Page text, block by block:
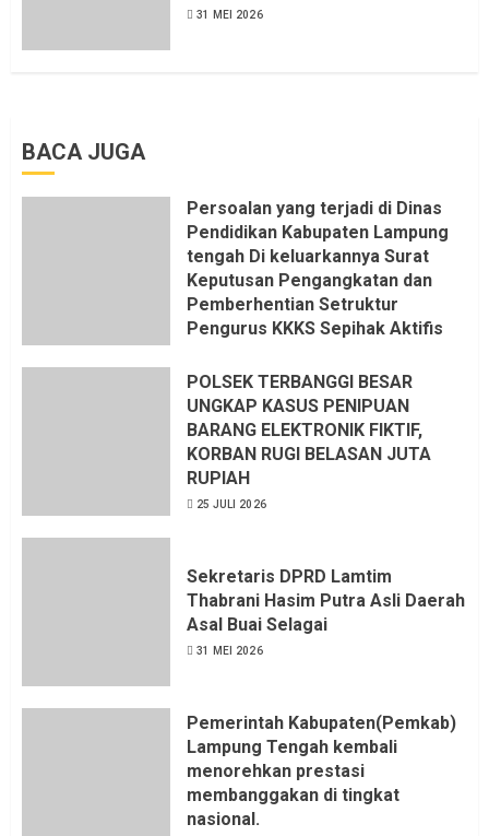
31 MEI 2026
BACA JUGA
Persoalan yang terjadi di Dinas
Pendidikan Kabupaten Lampung
tengah Di keluarkannya Surat
Keputusan Pengangkatan dan
Pemberhentian Setruktur
Pengurus KKKS Sepihak Aktifis
Sangat menantang Aturan dan
Dapat saya pastikan penuh Unsur
KKN, dan Unsur Politik.
6 AGUSTUS 2026
POLSEK TERBANGGI BESAR
UNGKAP KASUS PENIPUAN
BARANG ELEKTRONIK FIKTIF,
KORBAN RUGI BELASAN JUTA
RUPIAH
25 JULI 2026
Sekretaris DPRD Lamtim
Thabrani Hasim Putra Asli Daerah
Asal Buai Selagai
31 MEI 2026
Pemerintah Kabupaten(Pemkab)
Lampung Tengah kembali
menorehkan prestasi
membanggakan di tingkat
nasional.